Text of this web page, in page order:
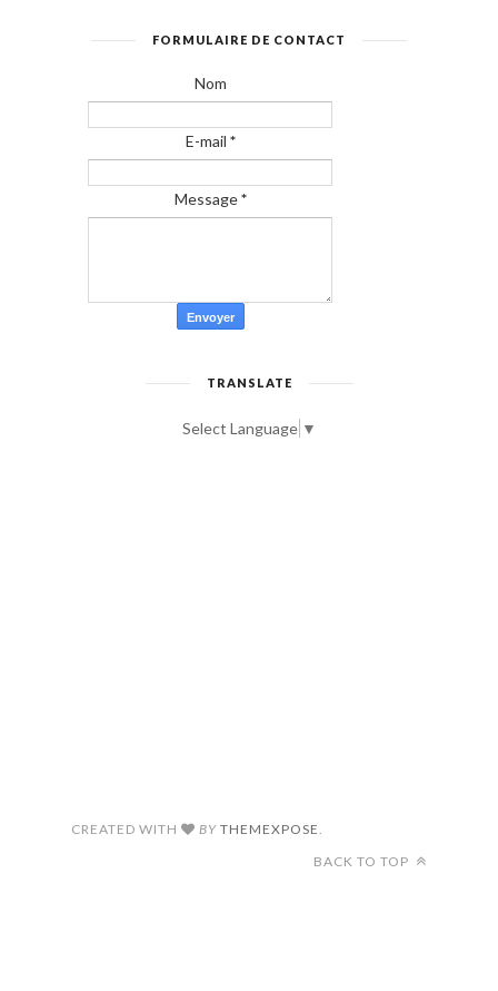
FORMULAIRE DE CONTACT
Nom
E-mail *
Message*
TRANSLATE
Select Language ▼
CREATED WITH BY THEMEXPOSE
BACK TO TOP